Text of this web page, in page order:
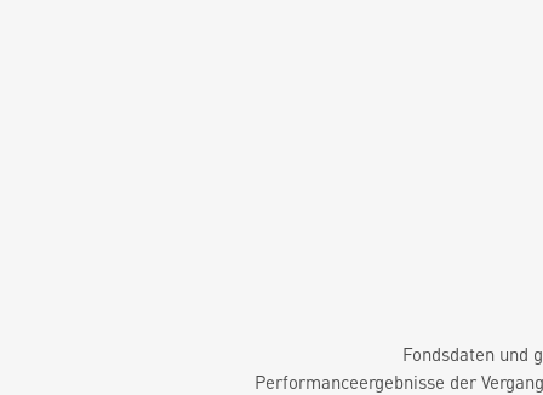
Fondsdaten und
Performanceergebnisse der